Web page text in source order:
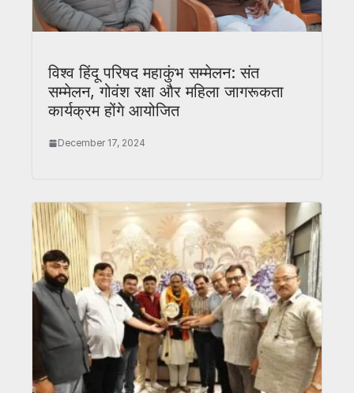
विश्व हिंदू परिषद महाकुंभ सम्मेलन: संत
सम्मेलन, गोवंश रक्षा और महिला जागरूकता
कार्यक्रम होंगे आयोजित
December 17, 2024